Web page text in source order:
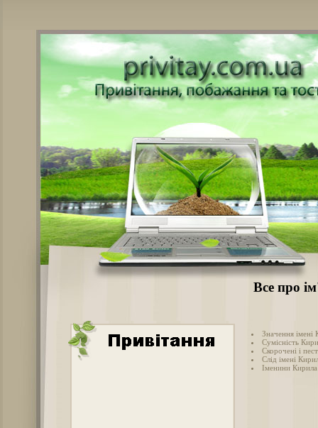
Все про
Значення імені
Сумісність
Скорочені і
Слід імені
Іменини Кирила